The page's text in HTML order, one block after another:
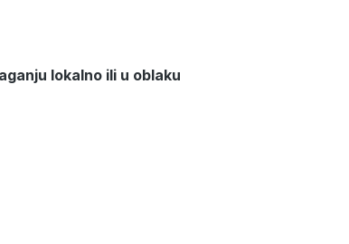
lokalno ili u oblaku